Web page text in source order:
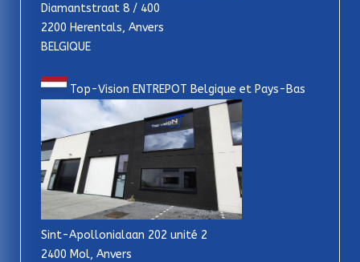
Diamantstraat 8 / 400
2200 Herentals, Anvers
BELGIQUE
Top-Vision ENTREPOT Belgique et Pays-Bas
Sint-Apollonialaan 202 unité 2
2400 Mol, Anvers